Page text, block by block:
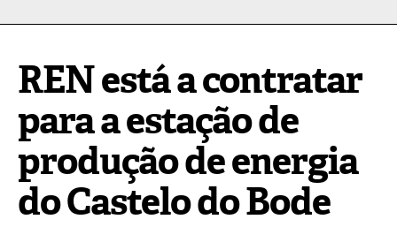
REN está a contratar
para a estação de
produção de energia
do Castelo do Bode